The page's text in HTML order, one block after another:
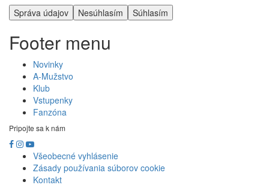
Správa údajov
Nesúhlasím Súhlasím
Footer menu
Novinky
A-Mužstvo
Klub
Vstupenky
Fanzóna
Pripojte sa k nám
Všeobecné vyhlásenie
Zásady používania súborov cookie
Kontakt